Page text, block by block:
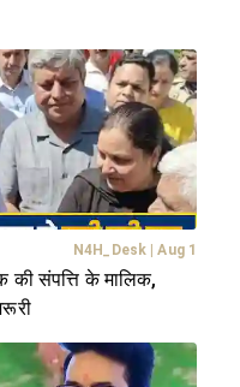
N4H_Desk Aug 1
की संपत्ति के मालिक,